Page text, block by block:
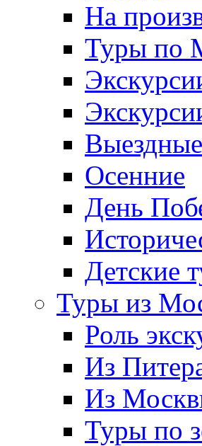
На
Туры по
Осенние
День
Детские
Туры из
Роль
Из
Из
Туры по